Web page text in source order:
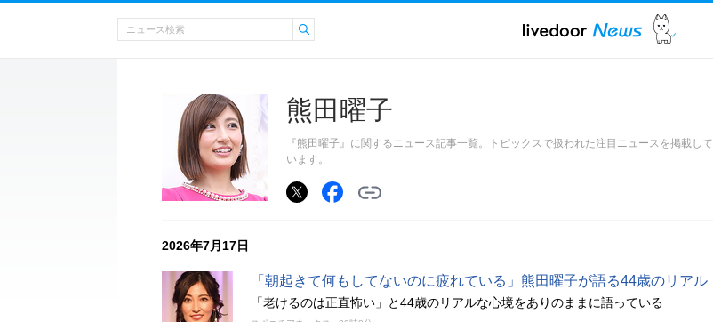
熊田曜子
『熊田曜子』に関するニュース記事一覧。トピックスで扱われた注目ニュースを掲載して
います。
2026年7月17日
「朝起きて何もしてないのに疲れている」熊田曜子が語る44歳のリアル
「老けるのは正直怖い」と44歳のリアルな心境をありのままに語っている